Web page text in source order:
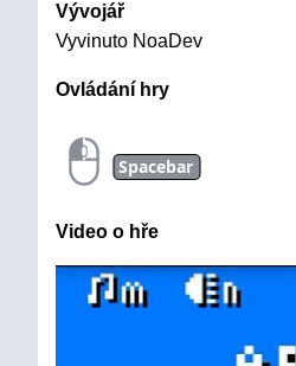
Vývojář
Vyvinuto NoaDev
Ovládání hry
Spacebar
Video o hře